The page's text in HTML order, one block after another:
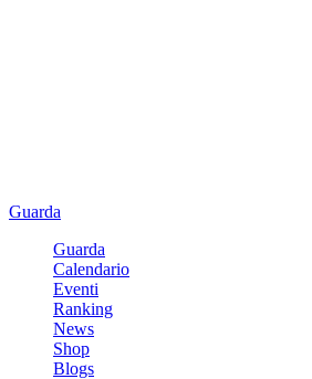
Guarda
Guarda
Calendario
Eventi
Ranking
News
Shop
Blogs